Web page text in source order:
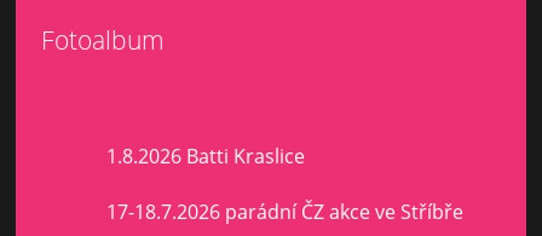
Fotoalbum
1.8.2026 Batti Kraslice
17-18.7.2026 parádní ČZ akce ve Stříbře